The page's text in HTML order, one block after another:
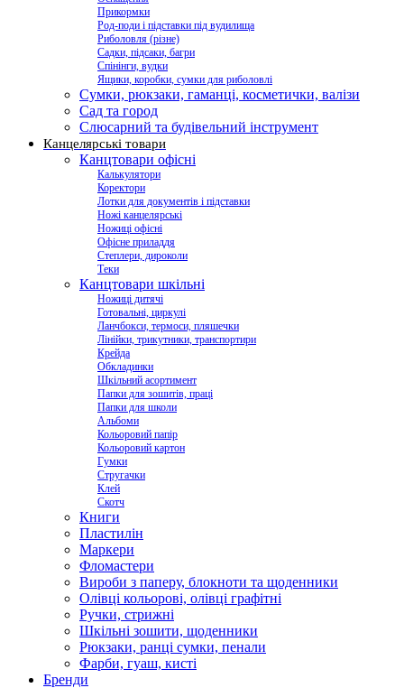
Прикормки
Род-поди і підставки під вудилища
Риболовля (різне)
Садки, підсаки, багри
Спінінги, вудки
Ящики, коробки, сумки для риболовлі
Сумки, рюкзаки, гаманці, косметички, валізи
Сад та город
Слюсарний та будівельний інструмент
Канцелярські товари
Канцтовари офісні
Калькулятори
Коректори
Лотки для документів і підставки
Ножі канцелярські
Ножиці офісні
Офісне приладдя
Степлери, дироколи
Теки
Канцтовари шкільні
Ножиці дитячі
Готовальні, циркулі
Ланчбокси, термоси, пляшечки
Лінійки, трикутники, транспортири
Крейда
Обкладинки
Шкільний асортимент
Папки для зошитів, праці
Папки для школи
Альбоми
Кольоровий папір
Кольоровий картон
Гумки
Стругачки
Клей
Скотч
Книги
Пластилін
Маркери
Фломастери
Вироби з паперу, блокноти та щоденники
Олівці кольорові, олівці графітні
Ручки, стрижні
Шкільні зошити, щоденники
Рюкзаки, ранці сумки, пенали
Фарби, гуаш, кисті
Бренди